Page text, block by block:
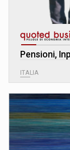
Pensioni,
ITALIA